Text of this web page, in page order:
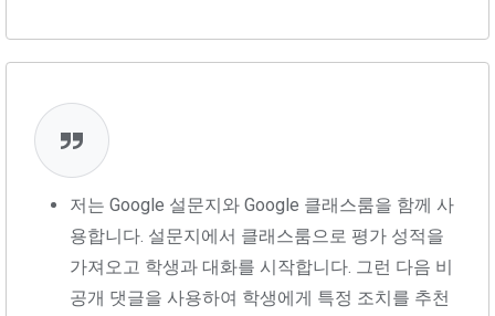
저는 Google 설문지와 Google 클래스룸을 함께 사
용합니다. 설문지에서 클래스룸으로 평가 성적을
가져오고 학생과 대화를 시작합니다. 그런 다음 비
공개 댓글을 사용하여 학생에게 특정 조치를 추천